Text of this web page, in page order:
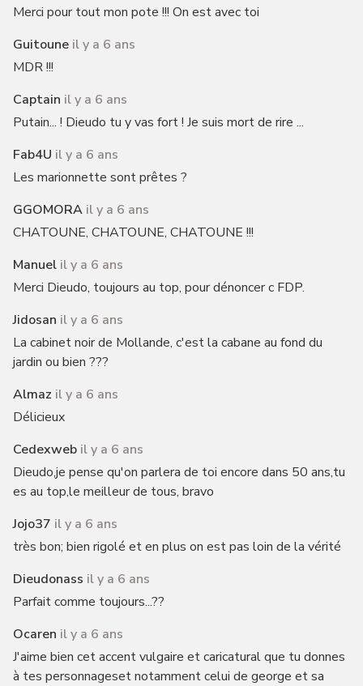
Merci pour tout mon pote !!! On est avec toi
Guitoune il y a 6 ans
MDR !!!
Captain il y a 6 ans
Putain... ! Dieudo tu y vas fort ! Je suis mort de rire ...
Fab4U il y a 6 ans
Les marionnette sont prêtes ?
GGOMORA il y a 6 ans
CHATOUNE, CHATOUNE, CHATOUNE !!!
Manuel il y a 6 ans
Merci Dieudo, toujours au top, pour dénoncer c FDP.
Jidosan il y a 6 ans
La cabinet noir de Mollande, c'est la cabane au fond du
jardin ou bien ???
Almaz il y a 6 ans
Délicieux
Cedexweb il y a 6 ans
Dieudo,je pense qu'on parlera de toi encore dans 50 ans,tu
es au top,le meilleur de tous, bravo
Jojo37 il y a 6 ans
très bon; bien rigolé et en plus on est pas loin de la vérité
Dieudonass il y a 6 ans
Parfait comme toujours...??
Ocaren il y a 6 ans
J'aime bien cet accent vulgaire et caricatural que tu donnes
à tes personnageset notamment celui de george et sa